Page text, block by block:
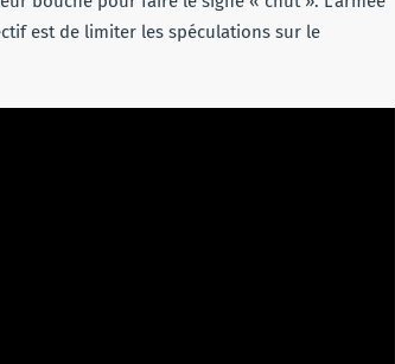
est de limiter les spéculations sur le